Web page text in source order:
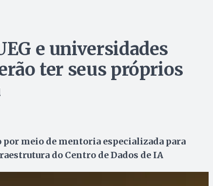
e universidades
ter seus próprios
meio de mentoria especializada para
do Centro de Dados de IA